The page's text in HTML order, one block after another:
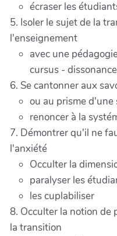
écraser les
5. Isoler le sujet de la
l'enseignement
avec une
cursus -
6. Se cantonner aux
ou au prisme
renoncer à la
7. Démontrer qu'il ne
l'anxiété
Occulter la
paralyser les
les cuplabiliser
8. Occulter la notion de
la transition